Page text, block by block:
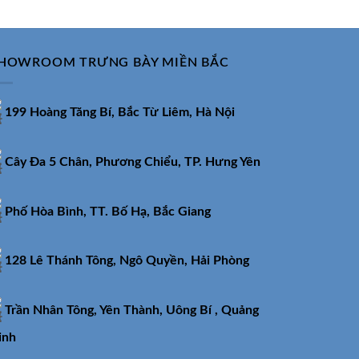
TRƯNG BÀY MIỀN BẮC
199 Hoàng Tăng Bí, Bắc Từ Liêm, Hà Nội
Cây Đa 5 Chân, Phương Chiểu, TP. Hưng Yên
Phố Hòa Bình, TT. Bố Hạ, Bắc Giang
128 Lê Thánh Tông, Ngô Quyền, Hải Phòng
Trần Nhân Tông, Yên Thành, Uông Bí , Quảng